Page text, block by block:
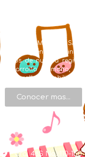
EL LICEO MUSICAL
Musical y énfasis en
niños de nuestra
desarrollo humano,
desarrollo de habilidades
Conocer mas...
Cra. 48S No. 110-